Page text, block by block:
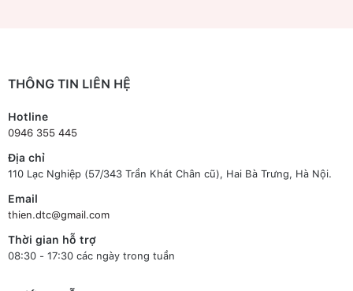
THÔNG TIN LIÊN HỆ
Hotline
0946 355 445
Địa chỉ
110 Lạc Nghiệp (57/343 Trần Khát Chân cũ), Hai Bà Trưng, Hà Nội.
Email
thien.dtc@gmail.com
Thời gian hỗ trợ
08:30 - 17:30 các ngày trong tuần